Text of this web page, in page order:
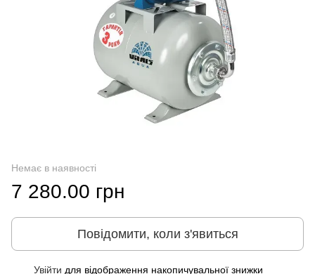
Немає в наявності
7 280.00 грн
Повідомити, коли з'явиться
Увійти для відображення накопичувальної знижки